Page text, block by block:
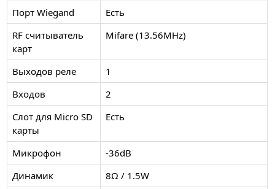
Порт Wiegand
Есть
RF считыватель
карт
Mifare (13.56MHz)
Выходов реле
1
Входов
2
Слот для Micro SD
карты
Есть
Микрофон
-36dB
Динамик
8Ω / 1.5W